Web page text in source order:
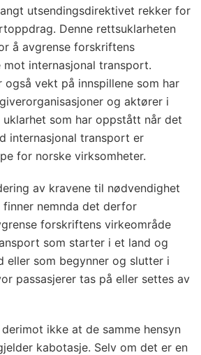
utsendingsdirektivet rekker for
Denne rettsuklarheten
å avgrense forskriftens
mot internasjonal transport.
også vekt på innspillene som har
og aktører i
uklarhet som har oppstått når det
internasjonal transport er
for norske virksomheter.
av kravene til nødvendighet
nemnda det derfor
forskriftens virkeområde
som starter i et land og
eller som begynner og slutter i
passasjerer tas på eller settes av
ikke at de samme hensyn
kabotasje. Selv om det er en